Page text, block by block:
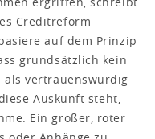
Creditreform
auf dem Prinzip
grundsätzlich kein
als vertrauenswürdig
Auskunft steht,
Ein großer, roter